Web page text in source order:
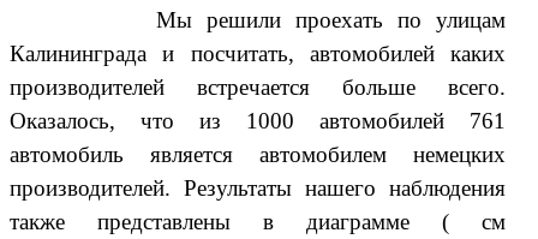
Мы решили проехать по улицам
Калининграда и посчитать, автомобилей каких
производителей встречается больше всего.
Оказалось, что из 1000 автомобилей 761
автомобиль является автомобилем немецких
производителей. Результаты нашего наблюдения
также представлены в диаграмме ( см